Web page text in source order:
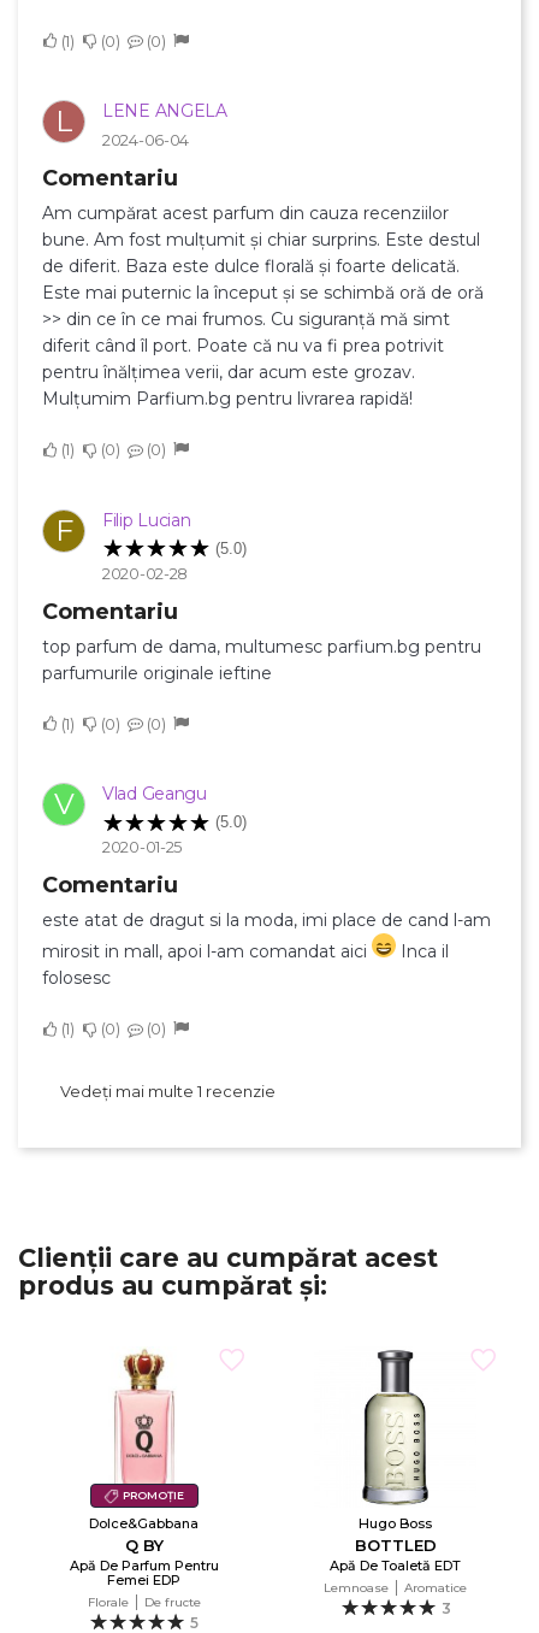
1 0 0
L LENE ANGELA
2024-06-04
Comentariu
Am cumpărat acest parfum din cauza recenziilor
bune. Am fost mulțumit și chiar surprins. Este destul
de diferit. Baza este dulce florală și foarte delicată.
Este mai puternic la început și se schimbă oră de oră
>> din ce în ce mai frumos. Cu siguranță mă simt
diferit când îl port. Poate că nu va fi prea potrivit
pentru înălțimea verii, dar acum este grozav.
Mulțumim Parfium.bg pentru livrarea rapidă!
1 0 0
F Filip Lucian
(5.0)
2020-02-28
Comentariu
top parfum de dama, multumesc parfium.bg pentru
parfumurile originale ieftine
1 0 0
V Vlad Geangu
(5.0)
2020-01-25
Comentariu
este atat de dragut si la moda, imi place de cand l-am
mirosit in mall, apoi l-am comandat aici
Inca il
folosesc
1 0 0
Vedeți mai multe 1 recenzie
Clienții care au cumpărat acest
produs au cumpărat și:
PROMOȚIE
Dolce&Gabbana
Q BY
Apă De Parfum Pentru
Femei EDP
Florale De fructe
5
Hugo Boss
BOTTLED
Apă De Toaletă EDT
Lemnoase Aromatice
3
Numele listei de dorinte
Anuleaza
Creeaza o lista de dorinte